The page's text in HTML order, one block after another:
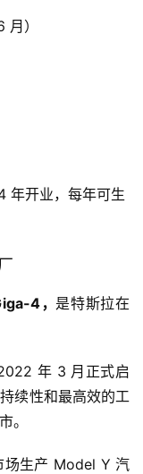
）
年开业，每年可生
4， 是特斯拉在
年 3 月正式启
续性和最高效的工
。
场生产 Model Y 汽